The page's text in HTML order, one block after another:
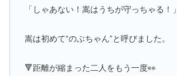
「しゃあない！嵩はうちが守っちゃる！」
嵩は初めて“のぶちゃん”と呼びました。
🔻距離が縮まった二人をもう一度👀